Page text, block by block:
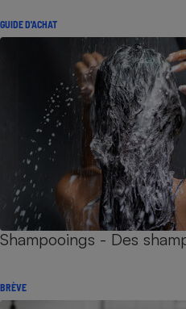
GUIDE D'ACHAT
Shampooings - Des
BRÈVE